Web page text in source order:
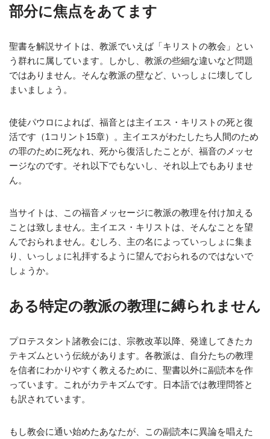
部分に焦点をあてます
聖書を解説サイトは、教派でいえば「キリストの教会」とい
う群れに属しています。しかし、教派の些細な違いなど問題
ではありません。そんな教派の壁など、いっしょに壊してし
まいましょう。
使徒パウロによれば、福音とは主イエス・キリストの死と復
活です（1コリント15章）。主イエスがわたしたち人間のため
の罪のために死なれ、死から復活したことが、福音のメッセ
ージなのです。それ以下でもないし、それ以上でもありませ
ん。
当サイトは、この福音メッセージに教派の教理を付け加える
ことは致しません。主イエス・キリストは、そんなことを望
んでおられません。むしろ、主の名によっていっしょに集ま
り、いっしょに礼拝するように望んでおられるのではないで
しょうか。
ある特定の教派の教理に縛られません
プロテスタント諸教会には、宗教改革以降、発達してきたカ
テキズムという伝統があります。各教派は、自分たちの教理
を信者にわかりやすく教えるために、聖書以外に副読本を作
っています。これがカテキズムです。日本語では教理問答と
も訳されています。
もし教会に通い始めたあなたが、この副読本に異論を唱えた